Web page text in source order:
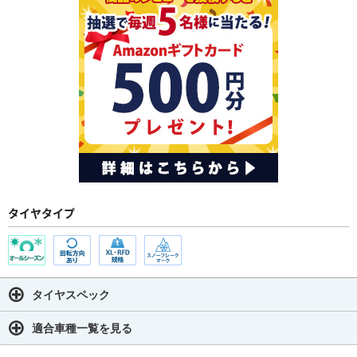
タイヤタイプ
タイヤスペック
適合車種一覧を見る